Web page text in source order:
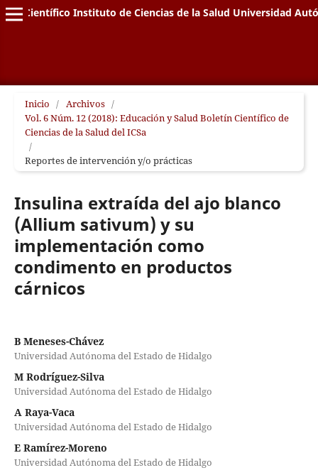
Científico Instituto de Ciencias de la Salud Universidad
Inicio / Archivos /
Vol. 6 Núm. 12 (2018): Educación y Salud Boletín Científico de
Ciencias de la Salud del ICSa
/
Reportes de intervención y/o prácticas
Insulina extraída del ajo blanco
(Allium sativum) y su
implementación como
condimento en productos
cárnicos
B Meneses-Chávez
Universidad Autónoma del Estado de Hidalgo
M Rodríguez-Silva
Universidad Autónoma del Estado de Hidalgo
A Raya-Vaca
Universidad Autónoma del Estado de Hidalgo
E Ramírez-Moreno
Universidad Autónoma del Estado de Hidalgo